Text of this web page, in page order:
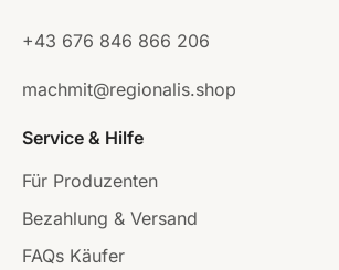
+43 676 846 866 206
machmit@regionalis.shop
Service & Hilfe
Für Produzenten
Bezahlung & Versand
FAQs Käufer